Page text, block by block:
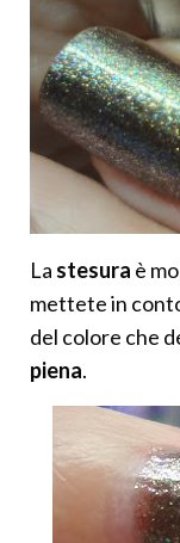
La stesura è
mettete in
del colore che
piena.